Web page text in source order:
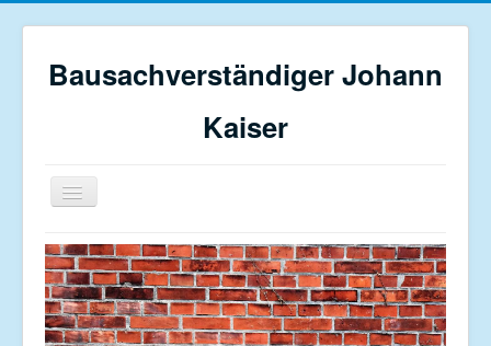
Bausachverständiger Johann
Kaiser
Navigation
an/aus
Home
Profil
Bauberatung